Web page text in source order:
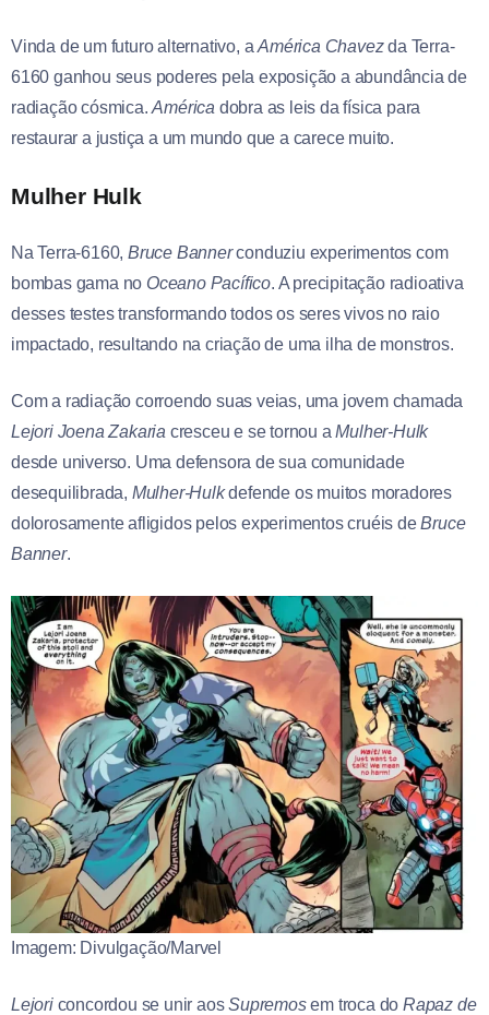
Vinda de um futuro alternativo, aAmérica Chavezda Terra-
6160 ganhou seus poderes pela exposição a abundância de
radiação cósmica.América dobra as leis da física para
restaurar a justiça a um mundo que a carece muito.
Mulher Hulk
Na Terra-6160, Bruce Bannerconduziu experimentos com
bombas gama no Oceano Pacífico. A precipitação radioativa
desses testes transformando todos os seres vivos no raio
impactado, resultando na criação de uma ilha de monstros.
Com a radiação corroendo suas veias, uma jovem chamada
Lejori Joena Zakaria cresceu e se tornou aMulher-Hulk
desde universo. Uma defensora de sua comunidade
desequilibrada, Mulher-Hulkdefende os muitos moradores
dolorosamente afligidos pelos experimentos cruéis deBruce
Banner.
Imagem: Divulgação/Marvel
Lejoriconcordou se unir aosSupremosem troca doRapaz de